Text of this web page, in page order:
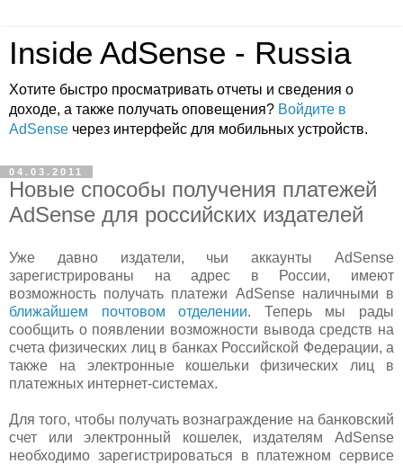
Inside AdSense - Russia
Хотите быстро просматривать отчеты и сведения о
доходе, а также получать оповещения? Войдите в
AdSense через интерфейс для мобильных устройств.
04.03.2011
Новые способы получения платежей
AdSense для российских издателей
Уже давно издатели, чьи аккаунты AdSense
зарегистрированы на адрес в России, имеют
возможность получать платежи AdSense наличными в
ближайшем почтовом отделении. Теперь мы рады
сообщить о появлении возможности вывода средств на
счета физических лиц в банках Российской Федерации, а
также на электронные кошельки физических лиц в
платежных интернет-системах.
Для того, чтобы получать вознаграждение на банковский
счет или электронный кошелек, издателям AdSense
необходимо зарегистрироваться в платежном сервисе